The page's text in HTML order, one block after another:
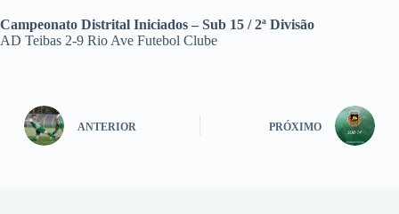
Campeonato Distrital Iniciados – Sub 15 / 2ª Divisão
AD Teibas 2-9 Rio Ave Futebol Clube
ANTERIOR PRÓXIMO